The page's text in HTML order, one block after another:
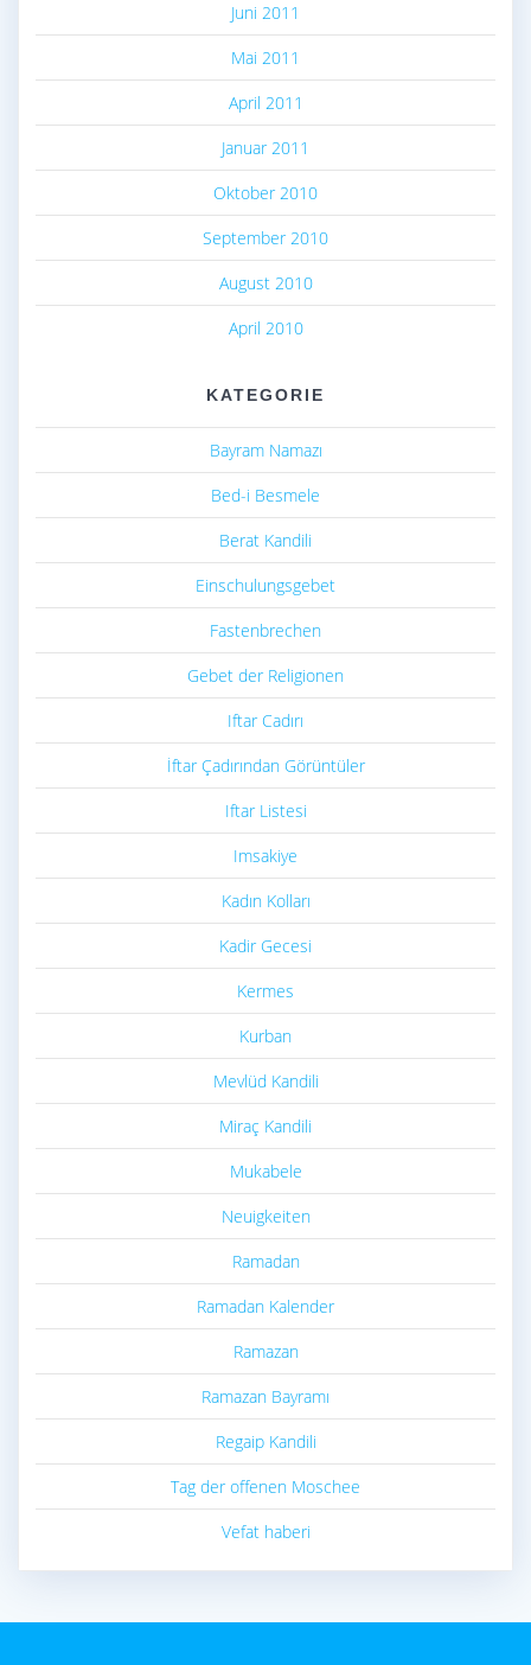
Juni 2011
Mai 2011
April 2011
Januar 2011
Oktober 2010
September 2010
August 2010
April 2010
KATEGORIE
Bayram Namazı
Bed-i Besmele
Berat Kandili
Einschulungsgebet
Fastenbrechen
Gebet der Religionen
Iftar Cadırı
İftar Çadırından Görüntüler
Iftar Listesi
Imsakiye
Kadın Kolları
Kadir Gecesi
Kermes
Kurban
Mevlüd Kandili
Miraç Kandili
Mukabele
Neuigkeiten
Ramadan
Ramadan Kalender
Ramazan
Ramazan Bayramı
Regaip Kandili
Tag der offenen Moschee
Vefat haberi